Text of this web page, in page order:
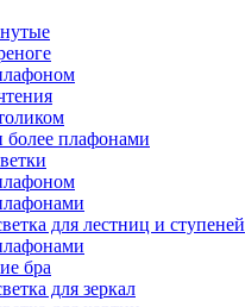
более плафонами
для лестниц и ступеней
бра
для зеркал